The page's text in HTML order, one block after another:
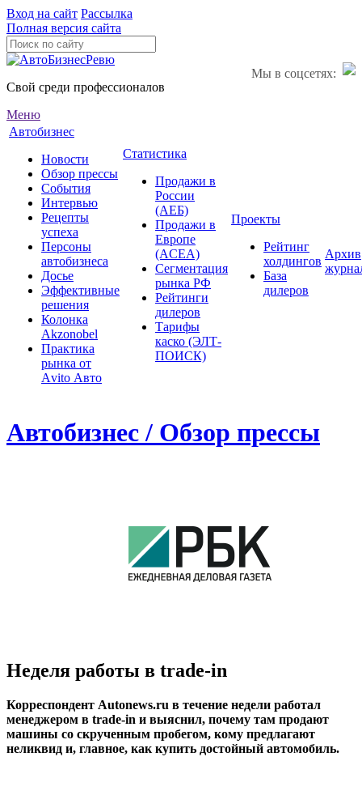
Вход на сайт Рассылка
Полная версия сайта
Мы в соцсетях:
Свой среди профессионалов
Меню
Автобизнес
Новости
Обзор прессы
События
Интервью
Рецепты
успеха
Персоны
автобизнеса
Досье
Эффективные
решения
Колонка
Akzonobel
Практика
рынка от
Аvito Авто
Статистика
Продажи в
России
(АЕБ)
Продажи в
Европе
(ACEA)
Сегментация
рынка РФ
Рейтинги
дилеров
Тарифы
каско (ЭЛТ-
ПОИСК)
Проекты
Рейтинг
холдингов
База
дилеров
Архив
Автобизнес / Обзор прессы
Неделя работы в trade-in
Корреспондент Autonews.ru в течение недели работал
менеджером в trade-in и выяснил, почему там продают
машины со скрученным пробегом, кому предлагают
неликвид и, главное, как купить достойный автомобиль.